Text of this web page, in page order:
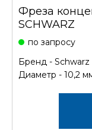
Фреза
SCHWARZ
по запросу
Бренд - Schwarz
Диаметр - 10,2